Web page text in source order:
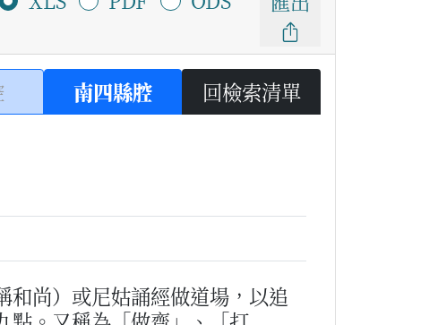
南四縣腔 回檢索清單
尚）或尼姑誦經做道場，以追